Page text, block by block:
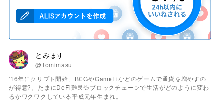
とみます
@Tomimasu
'16年にクリプト開始、BCGやGameFiなどのゲームで通貨を増やすの
が得意?。たまにDeFi難民💦ブロックチェーンで生活がどのように変わ
るかワクワクしている平成元年生まれ。